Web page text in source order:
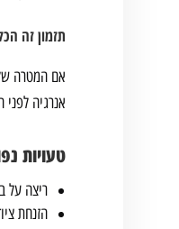
תזמון זה
אנרגיה
טעויות
ריצה על
הזנחת